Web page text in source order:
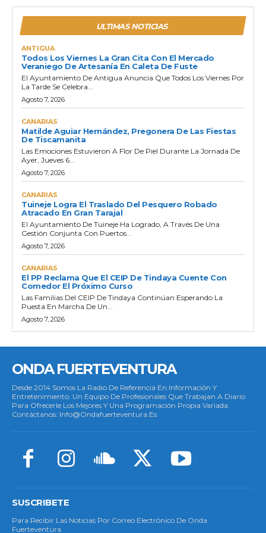
ULTIMAS NOTICIAS
ANTIGUA
Todos Los Viernes La Gran Cita Con El Mercado
Veraniego De Artesanía En Caleta De Fuste
El Ayuntamiento De Antigua Anuncia Que Todos Los Viernes Por
La Tarde Se Celebra...
Agosto 7, 2026
CANARIAS
Matilde Aguiar Hernández, Pregonera De Las Fiestas
De Tiscamanita
Las Emociones Estuvieron A Flor De Piel Durante La Jornada De
Ayer, Jueves 6...
Agosto 7, 2026
CANARIAS
Tuineje Logra El Traslado Del Pesquero Robado
Atracado En Gran Tarajal
El Ayuntamiento De Tuineje Ha Logrado, A Través De Una
Gestión Conjunta Con Puertos...
Agosto 7, 2026
CANARIAS
El PP Reclama Que El CEIP De Tindaya Cuente Con
Comedor El Próximo Curso
Las Familias Del CEIP De Tindaya Continúan Esperando La
Puesta En Marcha De Un...
Agosto 7, 2026
ONDA FUERTEVENTURA
Desde 2014 Somos La Radio De Referencia En Información Y
Entretenimiento. Un Equipo De Profesionales Que Trabajan A Diario
Para Ofrecerle Los Mejores Y Una Programación Propia Variada.
Contáctanos: Info@ondafuerteventura.es
SUSCRIBETE
Para Recibir Las Noticias Por Correo Electrónico De Onda
Fuerteventura.